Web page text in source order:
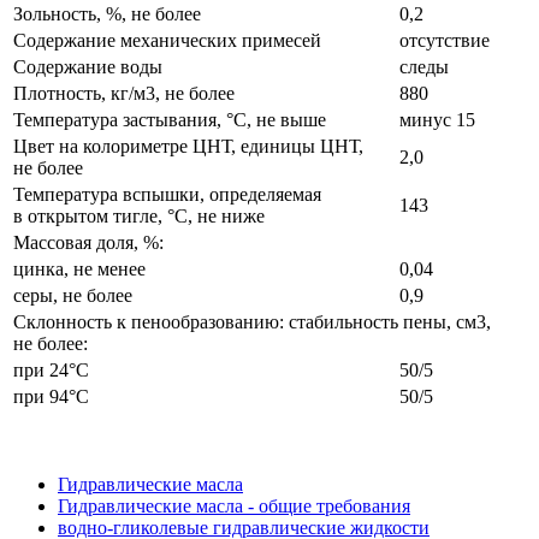
Зольность, %, не более
0,2
Содержание механических примесей
отсутствие
Содержание воды
следы
Плотность, кг/м3, не более
880
Температура застывания, °С, не выше
минус 15
Цвет на колориметре ЦНТ, единицы ЦНТ,
не более
2,0
Температура вспышки, определяемая
в открытом тигле, °С, не ниже
143
Массовая доля, %:
цинка, не менее
0,04
серы, не более
0,9
Склонность к пенообразованию: стабильность пены, см3,
не более:
при 24°С
50/5
при 94°С
50/5
Гидравлические масла
Гидравлические масла - общие требования
водно-гликолевые гидравлические жидкости